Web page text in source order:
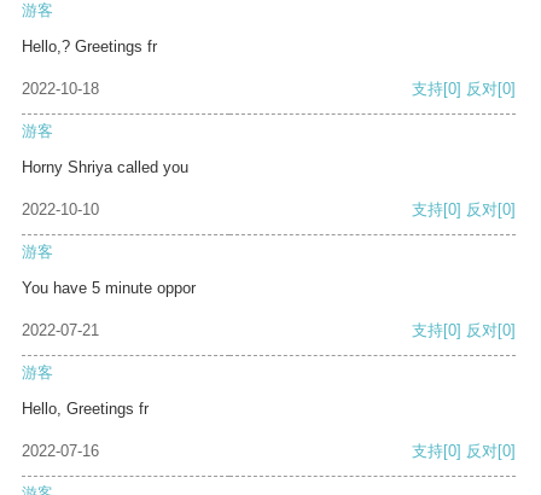
游客
Hello,? Greetings fr
2022-10-18 支持[0] 反对[0]
游客
Horny Shriya called you
2022-10-10 支持[0] 反对[0]
游客
You have 5 minute oppor
2022-07-21 支持[0] 反对[0]
游客
Hello, Greetings fr
2022-07-16 支持[0] 反对[0]